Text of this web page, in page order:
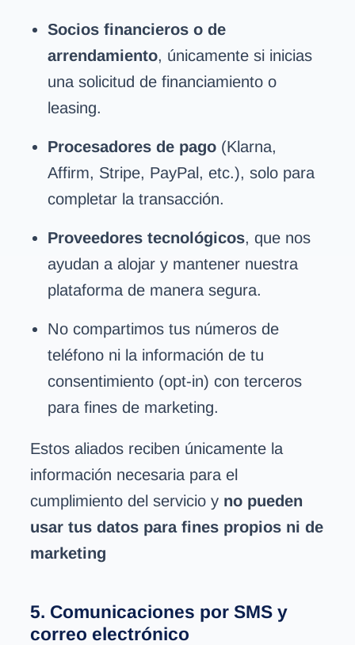
Socios financieros o de
arrendamiento, únicamente si inicias
una solicitud de financiamiento o
leasing.
Procesadores de pago(Klarna,
Affirm, Stripe, PayPal, etc.), solo para
completar la transacción.
Proveedores tecnológicos, que nos
ayudan a alojar y mantener nuestra
plataforma de manera segura.
No compartimos tus números de
teléfono ni la información de tu
consentimiento (opt-in) con terceros
para fines de marketing.
Estos aliados reciben únicamente la
información necesaria para el
cumplimiento del servicio y no pueden
usar tus datos para fines propios ni de
marketing
5. Comunicaciones por SMS y
correo electrónico